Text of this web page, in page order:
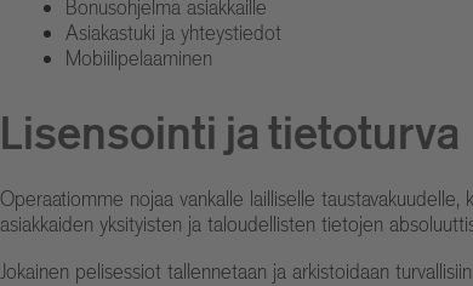
Bonusohjelma asiakkaille
Asiakastuki ja yhteystiedot
Mobiilipelaaminen
Lisensointi ja tietoturva
Operaatiomme nojaa vankalle lailliselle
asiakkaiden yksityisten ja taloudellisten tietojen
Jokainen pelisessiot tallennetaan ja arkistoidaan